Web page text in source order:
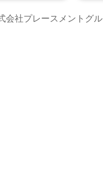
会社プレースメントグ